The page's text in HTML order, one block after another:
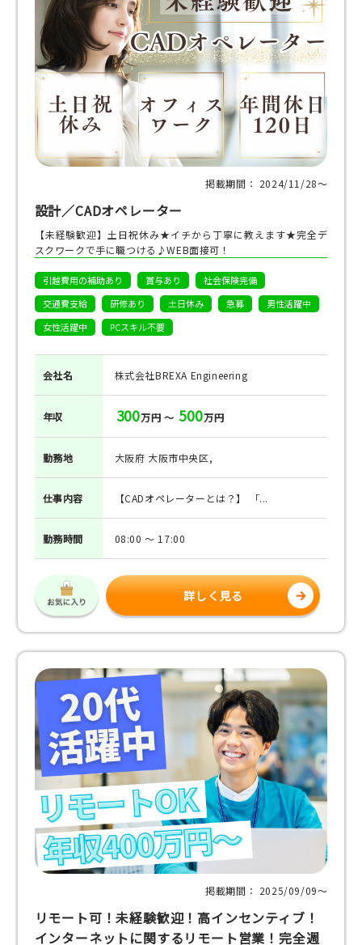
掲載期間： 2024/11/28〜
設計／CADオペレーター
【未経験歓迎】土日祝休み★イチから丁寧に教えます★完全デ
スクワークで手に職つける♪WEB面接可！
引越費用の補助あり 賞与あり
社会保険完備
交通費支給
研修あり 土日休み 急募
男性活躍中
女性活躍中
PCスキル不要
会社名 株式会社BREXA Engineering
年収 300万円 ～ 500万円
勤務地 大阪府 大阪市中央区,
仕事内容 【CADオペレーターとは？】 「...
勤務時間 08:00 ～ 17:00
詳しく見る
掲載期間： 2025/09/09〜
リモート可！未経験歓迎！高インセンティブ！
インターネットに関するリモート営業！完全週